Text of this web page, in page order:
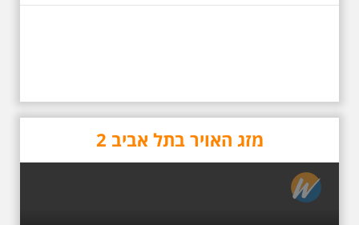
שחור תחנות תל אביביות
המקומות שהזכיר בשיריו. מקום
עליהם חלם והתגעגע. נתחיל מבית
משיריו של אריק איינשטיין ונסיים את
הסיור ליד קברו בבית הקברות
טרומפלדור. תוצרת הארץ
מזג האויר בתל אביב 2